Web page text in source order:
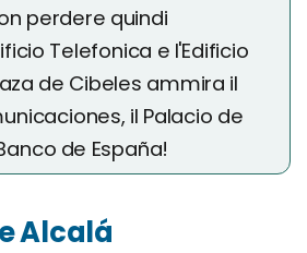
perdere quindi
Telefonica e l'Edificio
de Cibeles ammira il
il Palacio de
de España!
Alcalá